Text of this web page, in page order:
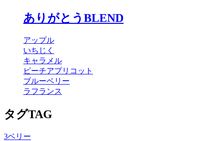
ありがとうBLEND
アップル
いちじく
キャラメル
ピーチアプリコット
ブルーベリー
ラフランス
タグTAG
3ベリー